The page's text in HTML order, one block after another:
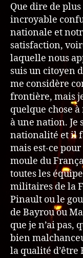
Que dire de
incroyable
nationale et
satisfaction,
laquelle nous
suis un citoyen
me considère
frontière, mais
quelque chose
à une nation. Je
nationalité et il
mais est-ce
moule du
toutes les
militaires de la
Pinault ou le
de Bayrou ou
que je n’ai pas,
bien
la qualité d’être